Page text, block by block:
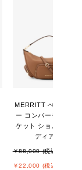
MERRITT ぺブルレザ
ー コンバーチブル ポ
ケット ショルダー ミ
ディアム
￥88,000 (税込)
￥22,000 (税込)